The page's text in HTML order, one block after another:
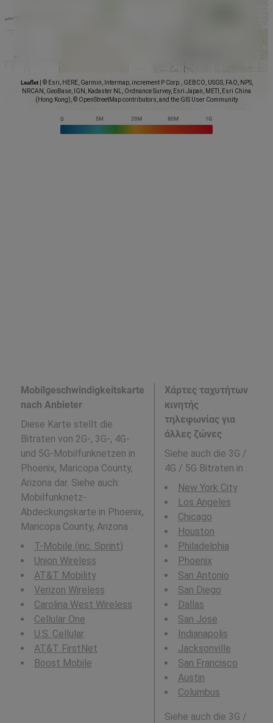
Leaflet
© Esri, HERE, Garmin, Intermap, increment P Corp., GEBCO, USGS, FAO, NPS,
NRCAN, GeoBase, IGN, Kadaster NL, Ordnance Survey, Esri Japan, METI, Esri China
(Hong Kong), © OpenStreetMap contributors, and the GIS User Community
Mobilgeschwindigkeitskarte
nach Anbieter
Diese Karte stellt die
Bitraten von 2G-, 3G-, 4G-
und 5G-Mobilfunknetzen in
Phoenix, Maricopa County,
Arizona dar. Siehe auch:
Mobilfunknetz-
Abdeckungskarte in Phoenix,
Maricopa County, Arizona .
T-Mobile (inc. Sprint)
Union Wireless
AT&T Mobility
Verizon Wireless
Carolina West Wireless
Cellular One
U.S. Cellular
AT&T FirstNet
Boost Mobile
Χάρτες ταχυτήτων
κινητής
τηλεφωνίας για
άλλες ζώνες
Siehe auch die 3G /
4G / 5G Bitraten in :
New York City
Los Angeles
Chicago
Houston
Philadelphia
Phoenix
San Antonio
San Diego
Dallas
San Jose
Indianapolis
Jacksonville
San Francisco
Austin
Columbus
Siehe auch die 3G /